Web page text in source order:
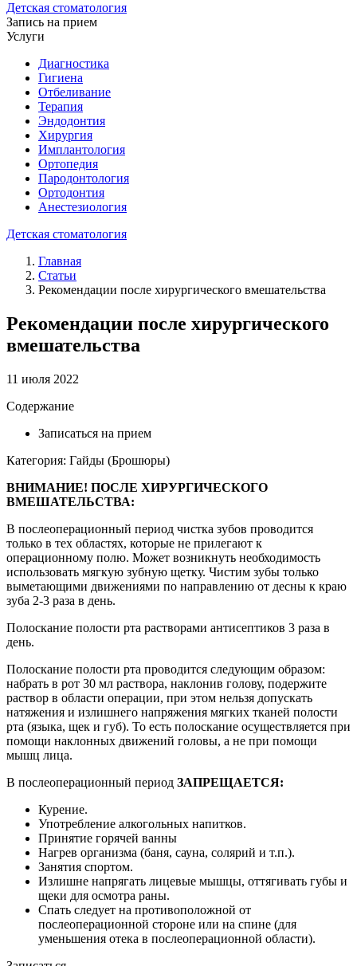
Детская стоматология
Запись на прием
Услуги
Диагностика
Гигиена
Отбеливание
Терапия
Эндодонтия
Хирургия
Имплантология
Ортопедия
Пародонтология
Ортодонтия
Анестезиология
Детская стоматология
Главная
Статьи
Рекомендации после хирургического вмешательства
Рекомендации после хирургического
вмешательства
11 июля 2022
Содержание
Записаться на прием
Категория: Гайды (Брошюры)
ВНИМАНИЕ! ПОСЛЕ ХИРУРГИЧЕСКОГО
ВМЕШАТЕЛЬСТВА:
В послеоперационный период чистка зубов проводится
только в тех областях, которые не прилегают к
операционному полю. Может возникнуть необходимость
использовать мягкую зубную щетку. Чистим зубы только
выметающими движениями по направлению от десны к краю
зуба 2-3 раза в день.
Полоскание полости рта растворами антисептиков 3 раза в
день.
Полоскание полости рта проводится следующим образом:
набрать в рот 30 мл раствора, наклонив голову, подержите
раствор в области операции, при этом нельзя допускать
натяжения и излишнего напряжения мягких тканей полости
рта (языка, щек и губ). То есть полоскание осуществляется при
помощи наклонных движений головы, а не при помощи
мышц лица.
В послеоперационный период ЗАПРЕЩАЕТСЯ:
Курение.
Употребление алкогольных напитков.
Принятие горячей ванны
Нагрев организма (баня, сауна, солярий и т.п.).
Занятия спортом.
Излишне напрягать лицевые мышцы, оттягивать губы и
щеки для осмотра раны.
Спать следует на противоположной от
послеоперационной стороне или на спине (для
уменьшения отека в послеоперационной области).